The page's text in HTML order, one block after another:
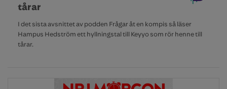
tårar
I det sista avsnittet av podden Frågar åt en kompis så läser
Hampus Hedström ett hyllningstal till Keyyo som rör henne till
tårar.